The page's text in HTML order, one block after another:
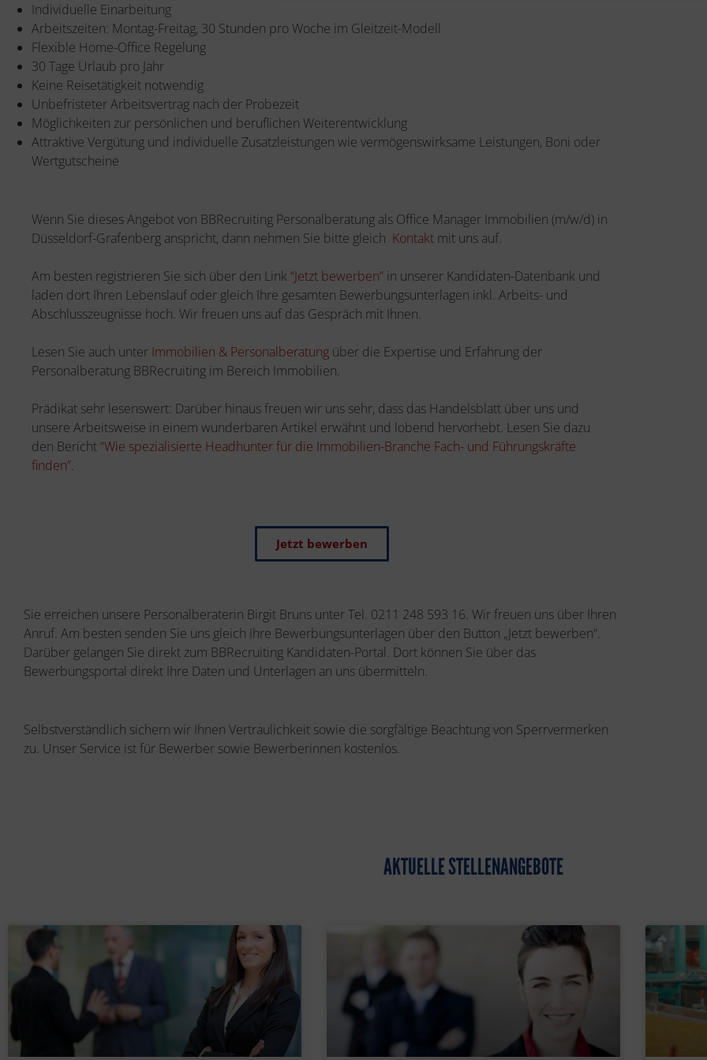
Individuelle Einarbeitung
Arbeitszeiten: Montag-Freitag, 30 Stunden pro Woche im Gleitzeit-Modell
Flexible Home-Office Regelung
30 Tage Urlaub pro Jahr
Keine Reisetätigkeit notwendig
Unbefristeter Arbeitsvertrag nach der Probezeit
Möglichkeiten zur persönlichen und beruflichen Weiterentwicklung
Attraktive Vergütung und individuelle Zusatzleistungen wie vermögenswirksame Leistungen, Boni oder
Wertgutscheine
Wenn Sie dieses Angebot von BBRecruiting Personalberatung als Office Manager Immobilien (m/w/d) in
Düsseldorf-Grafenberg anspricht, dann nehmen Sie bitte gleich Kontakt mit uns auf.
Am besten registrieren Sie sich über den Link“Jetzt bewerben” in unserer Kandidaten-Datenbank und
laden dort Ihren Lebenslauf oder gleich Ihre gesamten Bewerbungsunterlagen inkl. Arbeits- und
Abschlusszeugnisse hoch. Wir freuen uns auf das Gespräch mit Ihnen.
Lesen Sie auch unter Immobilien & Personalberatung über die Expertise und Erfahrung der
Personalberatung BBRecruiting im Bereich Immobilien.
Prädikat sehr lesenswert: Darüber hinaus freuen wir uns sehr, dass das Handelsblatt über uns und
unsere Arbeitsweise in einem wunderbaren Artikel erwähnt und lobend hervorhebt. Lesen Sie dazu
den Bericht“Wie spezialisierte Headhunter für die Immobilien-Branche Fach- und Führungskräfte
finden”.
Jetzt bewerben
Sie erreichen unsere Personalberaterin Birgit Bruns unter Tel. 0211 248 593 16. Wir freuen uns über Ihren
Anruf. Am besten senden Sie uns gleich Ihre Bewerbungsunterlagen über den Button „Jetzt bewerben“.
Darüber gelangen Sie direkt zum BBRecruiting Kandidaten-Portal. Dort können Sie über das
Bewerbungsportal direkt Ihre Daten und Unterlagen an uns übermitteln.
Selbstverständlich sichern wir Ihnen Vertraulichkeit sowie die sorgfältige Beachtung von Sperrvermerken
zu. Unser Service ist für Bewerber sowie Bewerberinnen kostenlos.
AKTUELLE STELLENANGEBOTE